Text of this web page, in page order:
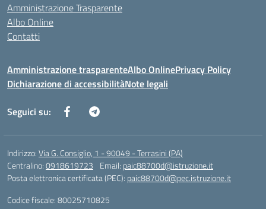
Amministrazione Trasparente
Albo Online
Contatti
Amministrazione trasparenteAlbo OnlinePrivacy Policy
Dichiarazione di accessibilitàNote legali
Seguici su:
Indirizzo:Via G. Consiglio, 1 - 90049 - Terrasini (PA)
Centralino:0918619723 Email: paic88700d@istruzione.it
Posta elettronica certificata (PEC): paic88700d@pec.istruzione.it
Codice fiscale: 80025710825